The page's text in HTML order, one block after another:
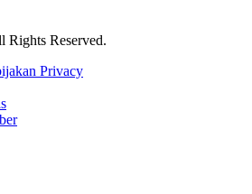
Reserved.
Privacy